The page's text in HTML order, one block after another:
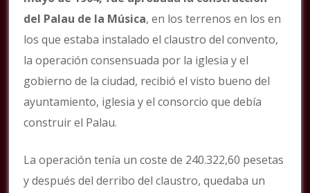
del Palau de la Música, en los terrenos en los en
los que estaba instalado el claustro del convento,
la operación consensuada por la iglesia y el
gobierno de la ciudad, recibió el visto bueno del
ayuntamiento, iglesia y el consorcio que debía
construir el Palau.
La operación tenía un coste de 240.322,60 pesetas
y después del derribo del claustro, quedaba un